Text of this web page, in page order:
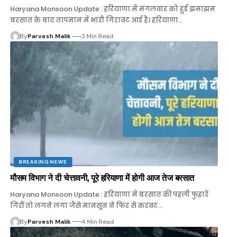
Haryana Monsoon Update : हरियाणा में मंगलवार को हुई झमाझम
बरसात के बाद तापमान में भारी गिरावट आई है। हरियाणा…
ByParvesh Malik 3 Min Read
BREAKING NEWS
मौसम विभाग ने दी चेत्तावनी, पूरे हरियाणा में होगी आज तेज बरसात
Haryana Monsoon Update : हरियाणा में बरसात की पहली फुहारें
गिरीं तो लगने लगा जैसे मानसून ने फिर से करवट…
ByParvesh Malik 4 Min Read